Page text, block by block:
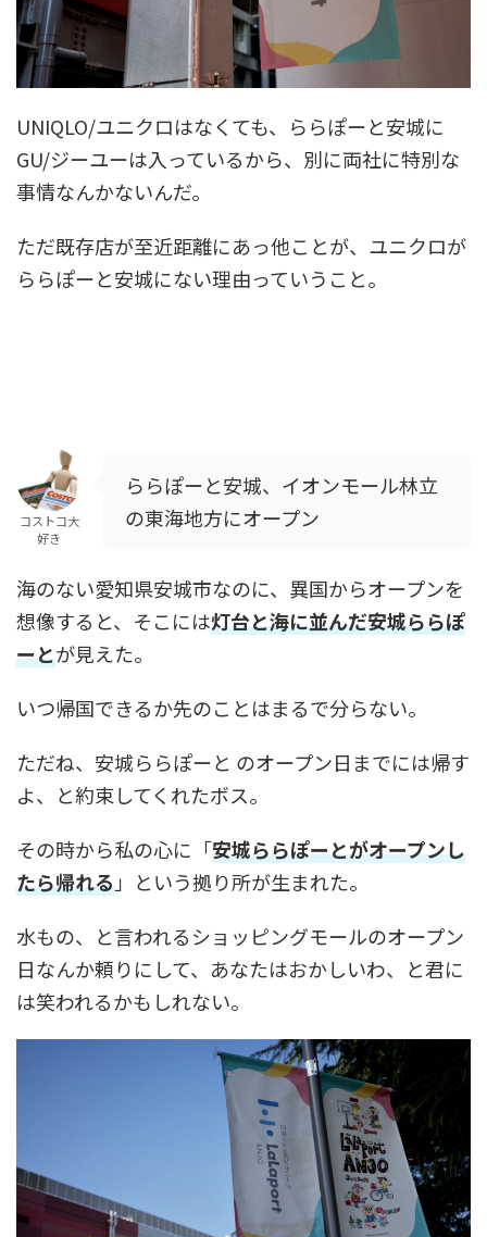
UNIQLO/ユニクロはなくても、ららぽーと安城に
GU/ジーユーは入っているから、別に両社に特別な
事情なんかないんだ。
ただ既存店が至近距離にあっ他ことが、ユニクロが
ららぽーと安城にない理由っていうこと。
コストコ大
好き
ららぽーと安城、イオンモール林立
の東海地方にオープン
海のない愛知県安城市なのに、異国からオープンを
想像すると、そこには灯台と海に並んだ安城ららぽ
ーとが見えた。
いつ帰国できるか先のことはまるで分らない。
ただね、安城ららぽーと のオープン日までには帰す
よ、と約束してくれたボス。
その時から私の心に「安城ららぽーとがオープンし
たら帰れる」という拠り所が生まれた。
水もの、と言われるショッピングモールのオープン
日なんか頼りにして、あなたはおかしいわ、と君に
は笑われるかもしれない。